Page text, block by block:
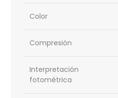
Color
Compresión
Interpretación
fotométrica